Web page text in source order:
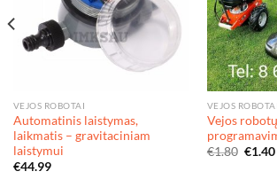
VEJOS ROBOTAI
Automatinis laistymas,
laikmatis – gravitaciniam
laistymui
€44.99
VEJOS ROBOTAI
Vejos
€1.80 €1.40